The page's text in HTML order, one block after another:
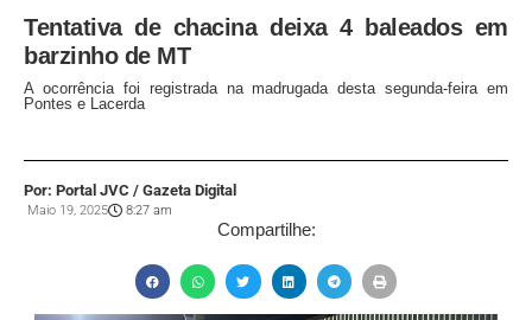
Tentativa de chacina deixa 4 baleados em
barzinho de MT
A ocorrência foi registrada na madrugada desta segunda-feira em
Pontes e Lacerda
Por: Portal JVC / Gazeta Digital
Maio 19, 2025 8:27 am
Compartilhe: